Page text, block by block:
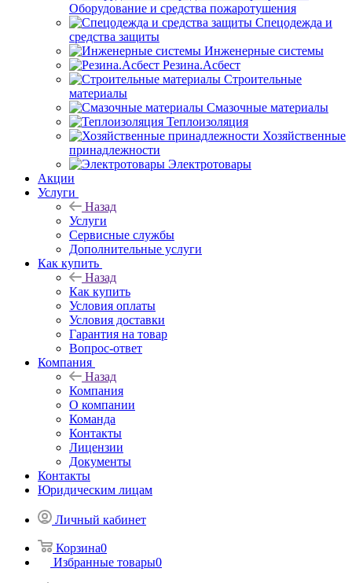
Оборудование и средства пожаротушения
Спецодежда и
средства защиты
Инженерные системы
Резина.Асбест
Строительные
материалы
Смазочные материалы
Теплоизоляция
Хозяйственные
принадлежности
Электротовары
Акции
Услуги
Назад
Услуги
Сервисные службы
Дополнительные услуги
Как купить
Назад
Как купить
Условия оплаты
Условия доставки
Гарантия на товар
Вопрос-ответ
Компания
Назад
Компания
О компании
Команда
Контакты
Лицензии
Документы
Контакты
Юридическим лицам
Личный кабинет
Корзина0
Избранные товары0